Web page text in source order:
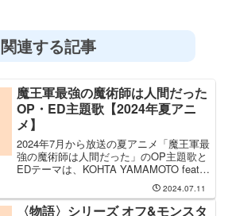
関連する記事
魔王軍最強の魔術師は人間だった
OP・ED主題歌【2024年夏アニ
メ】
2024年7月から放送の夏アニメ「魔王軍最
強の魔術師は人間だった」のOP主題歌と
EDテーマは、KOHTA YAMAMOTO feat.
Shun Ikegai さんと KOHTA YAMAMOTO
feat. 明智マヤ さんが担当します。O...
2024.07.11
〈物語〉シリーズ オフ&モンスタ